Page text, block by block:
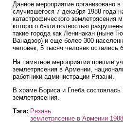
Данное мероприятие организовано
случившегося 7 декабря 1988 года
катастрофического землетрясения
которого были полностью
такие города как Ленинакан (ныне
Ванадзор) и еще более 300
человек, 5 тысяч человек остались
На памятное мероприятии пришли
землетрясения в Армении,
работники администрации Рязани.
В храме Бориса и Глеба
землетрясения.
Тэги: Рязань
землетрясение в Армении